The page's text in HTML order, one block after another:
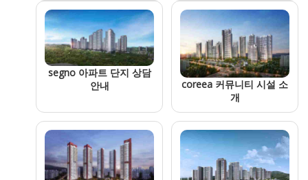
segno 아파트 단지 상담
안내
coreea 커뮤니티 시설 소
개